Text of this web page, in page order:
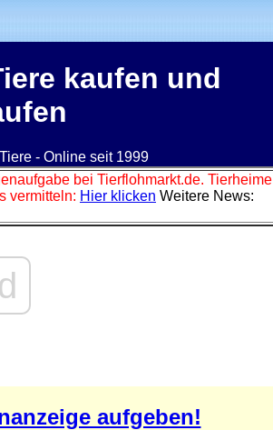
kaufen und
- Online seit 1999
bei Tierflohmarkt.de. Tierheime
vermitteln: Hier klicken Weitere News:
aufgeben!